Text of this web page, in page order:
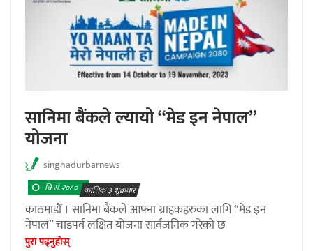
सानिमा बैंकले ल्यायो “मेड इन नेपाल”
योजना
singhadurbarnews
वि.सं.२०८० कात्तिक ३ शुक्रवार
काठमाडौँ । सानिमा बैंकले आफ्ना ग्राहकहरुका लागि “मेड इन
नेपाल” चाडपर्व लक्षित योजना सार्वजनिक गरेको छ
पुरा पढ्नुहाेस्